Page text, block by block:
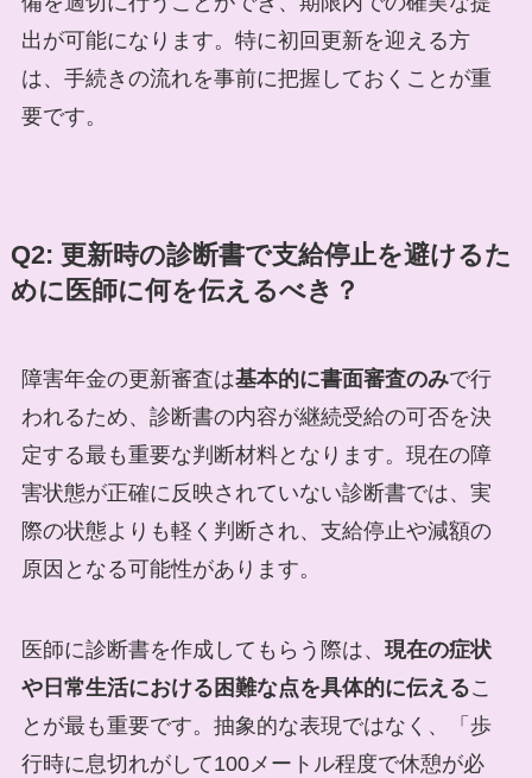
出が可能になります。特に初回更新を迎える方
は、手続きの流れを事前に把握しておくことが重
要です。
Q2: 更新時の診断書で支給停止を避けるた
めに医師に何を伝えるべき？
障害年金の更新審査は基本的に書面審査のみで行
われるため、診断書の内容が継続受給の可否を決
定する最も重要な判断材料となります。現在の障
害状態が正確に反映されていない診断書では、実
際の状態よりも軽く判断され、支給停止や減額の
原因となる可能性があります。
医師に診断書を作成してもらう際は、 現在の症状
や日常生活における困難な点を具体的に伝えるこ
とが最も重要です。抽象的な表現ではなく、「歩
行時に息切れがして100メートル程度で休憩が必